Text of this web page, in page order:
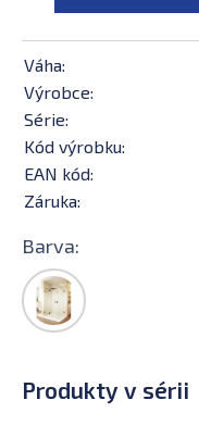
Váha:
Výrobce:
Série:
Kód výrobku:
EAN kód:
Záruka:
Barva:
Produkty v sérii